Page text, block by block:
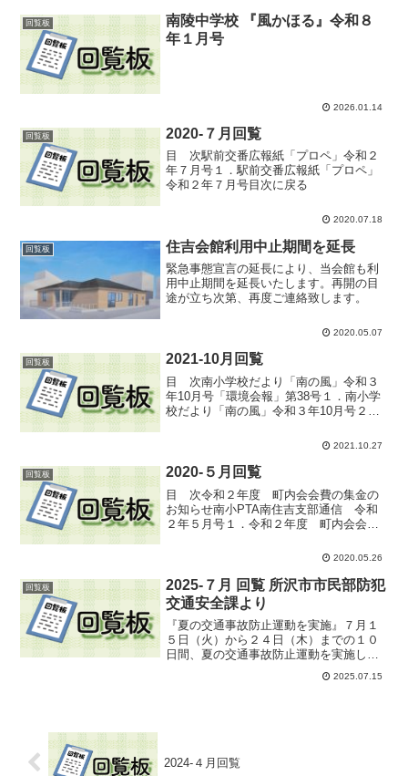
回覧板
南陵中学校 『風かほる』令和８
年１月号
2026.01.14
回覧板 2020-７月回覧
目 次駅前交番広報紙「プロペ」令和２
年７月号１．駅前交番広報紙「プロペ」
令和２年７月号目次に戻る
2020.07.18
回覧板 住吉会館利用中止期間を延長
緊急事態宣言の延長により、当会館も利
用中止期間を延長いたします。再開の目
途が立ち次第、再度ご連絡致します。
2020.05.07
回覧板 2021-10月回覧
目 次南小学校だより「南の風」令和３
年10月号「環境会報」第38号１．南小学
校だより「南の風」令和３年10月号２．
2021.10.27
回覧板 2020-５月回覧
目 次令和２年度 町内会会費の集金の
お知らせ南小PTA南住吉支部通信 令和
２年５月号１．令和２年度 町内会会費
部通信 令和２年５月号目次に戻る2020.05.26
回覧板
2025-７月 回覧 所沢市市民部防犯
交通安全課より
『夏の交通事故防止運動を実施』７月１
５日（火）から２４日（木）までの１０
日間、夏の交通事故防止運動を実施しま
す。交通事故を一件でも減らすため、一
人ひとりが安全意識を高め、正しい交通
2025.07.15
2024-４月回覧